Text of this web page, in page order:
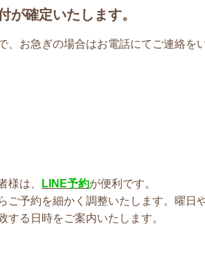
が確定いたします。
、お急ぎの場合はお電話にてご連絡を
様は、 LINE予約が便利です。
ご予約を細かく調整いたします。曜日
る日時をご案内いたします。